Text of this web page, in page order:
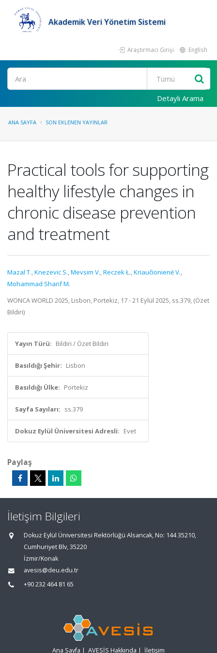
Akademik Veri Yönetim Sistemi
Araştırmacı Girişi English
Ara
Detaylı Arama
ANA SAYFA SON EKLENEN YAYINLAR
Practical tools for supporting
healthy lifestyle changes in
chronic disease prevention
and treatment
Mazal T.,Knezevic S.,Mevsim V.,Reczek Ł.,Kriaučionienė V.,
Mohammad Sharif M.
WONCA WORLD 2025, Lisbon, Portekiz, 17 - 21 Eylül 2025, ss.379, (Özet
Bildiri)
Yayın Türü: Bildiri / Özet Bildiri
Basıldığı Şehir: Lisbon
Basıldığı Ülke: Portekiz
Sayfa Sayıları: ss.379
Dokuz Eylül Üniversitesi Adresli: Evet
Paylaş
İletişim Bilgileri
Dokuz Eylül Üniversitesi Rektörlüğü Alsancak, No: 144 35210,
Cumhuriyet Blv, 35220
İzmir/Konak
avesis@deu.edu.tr
+90 232 464 81 65
Ana Sayfa | AVESİS Hakkında | İletişim